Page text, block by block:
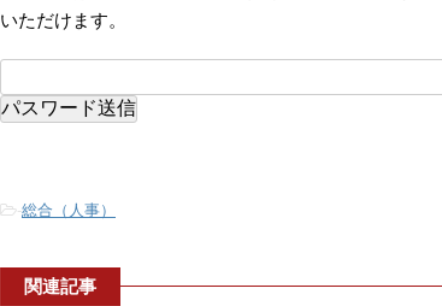
いただけます。
-総合（人事）
関連記事